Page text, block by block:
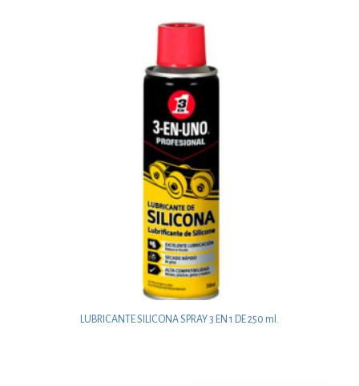
LUBRICANTE SILICONA SPRAY 3 EN 1 DE 250 ml.